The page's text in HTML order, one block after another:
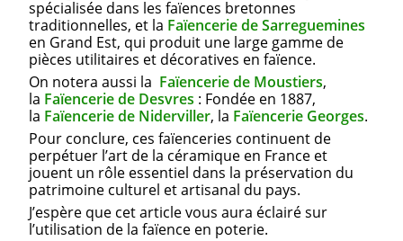
spécialisée dans les faïences bretonnes
traditionnelles, et la Faïencerie de Sarreguemines
en Grand Est, qui produit une large gamme de
pièces utilitaires et décoratives en faïence.
On notera aussi la Faïencerie de Moustiers,
la Faïencerie de Desvres : Fondée en 1887,
la Faïencerie de Niderviller, la Faïencerie Georges.
Pour conclure, ces faïenceries continuent de
perpétuer l’art de la céramique en France et
jouent un rôle essentiel dans la préservation du
patrimoine culturel et artisanal du pays.
J’espère que cet article vous aura éclairé sur
l’utilisation de la faïence en poterie.